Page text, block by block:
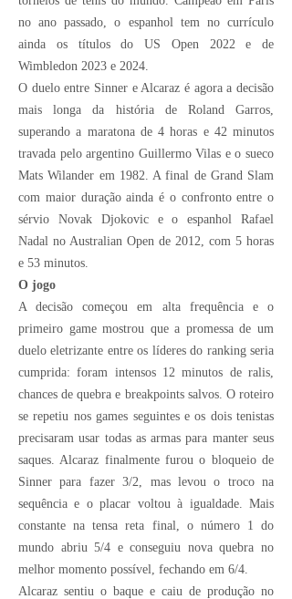
no ano passado, o espanhol tem no currículo
ainda os títulos do US Open 2022 e de
Wimbledon 2023 e 2024.
O duelo entre Sinner e Alcaraz é agora a decisão
mais longa da história de Roland Garros,
superando a maratona de 4 horas e 42 minutos
travada pelo argentino Guillermo Vilas e o sueco
Mats Wilander em 1982. A final de Grand Slam
com maior duração ainda é o confronto entre o
sérvio Novak Djokovic e o espanhol Rafael
Nadal no Australian Open de 2012, com 5 horas
e 53 minutos.
O jogo
A decisão começou em alta frequência e o
primeiro game mostrou que a promessa de um
duelo eletrizante entre os líderes do ranking seria
cumprida: foram intensos 12 minutos de ralis,
chances de quebra e breakpoints salvos. O roteiro
se repetiu nos games seguintes e os dois tenistas
precisaram usar todas as armas para manter seus
saques. Alcaraz finalmente furou o bloqueio de
Sinner para fazer 3/2, mas levou o troco na
sequência e o placar voltou à igualdade. Mais
constante na tensa reta final, o número 1 do
mundo abriu 5/4 e conseguiu nova quebra no
melhor momento possível, fechando em 6/4.
Alcaraz sentiu o baque e caiu de produção no